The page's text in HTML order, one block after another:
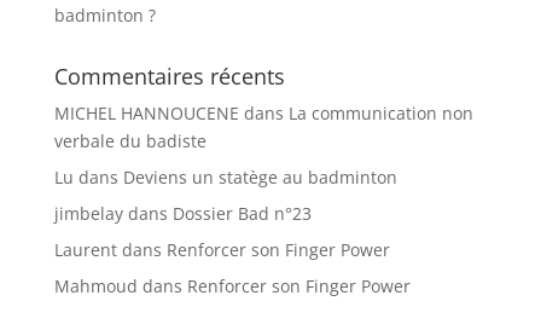
badminton ?
Commentaires récents
MICHEL HANNOUCENE dans La communication non
verbale du badiste
Lu dans Deviens un statège au badminton
jimbelaydans Dossier Bad n°23
Laurentdans Renforcer son Finger Power
Mahmoud dans Renforcer son Finger Power